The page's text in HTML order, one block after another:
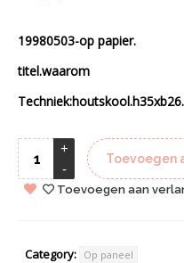
19980503-op papier.
titel.waarom
Toevoegen
Toevoegen aan
Category: Op paneel